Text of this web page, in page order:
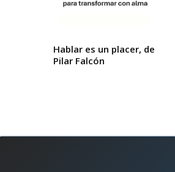
Hablar es un placer, de
Pilar Falcón